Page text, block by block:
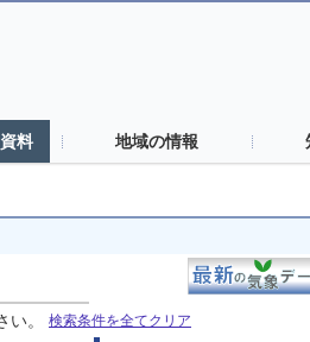
料 地域の情報
。 検索条件を全てクリア